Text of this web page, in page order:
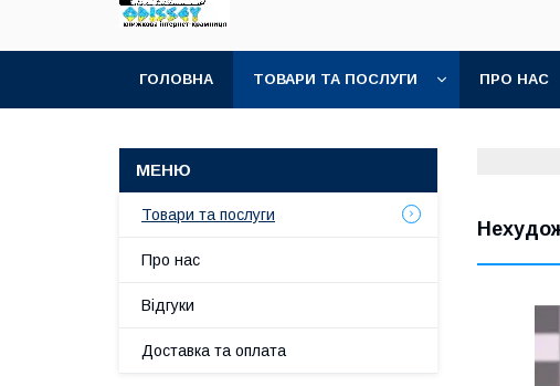
ГОЛОВНА ТОВАРИ ТА ПОСЛУГИ ПРО НАС
Товари та послуги
Про нас
Відгуки
Доставка та оплата